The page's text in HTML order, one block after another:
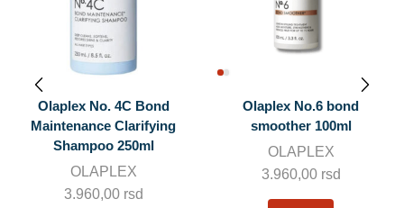
Bond
Olaplex No.6 bond
smoother 100ml
OLAPLEX
Hyper-Tech
HELEN